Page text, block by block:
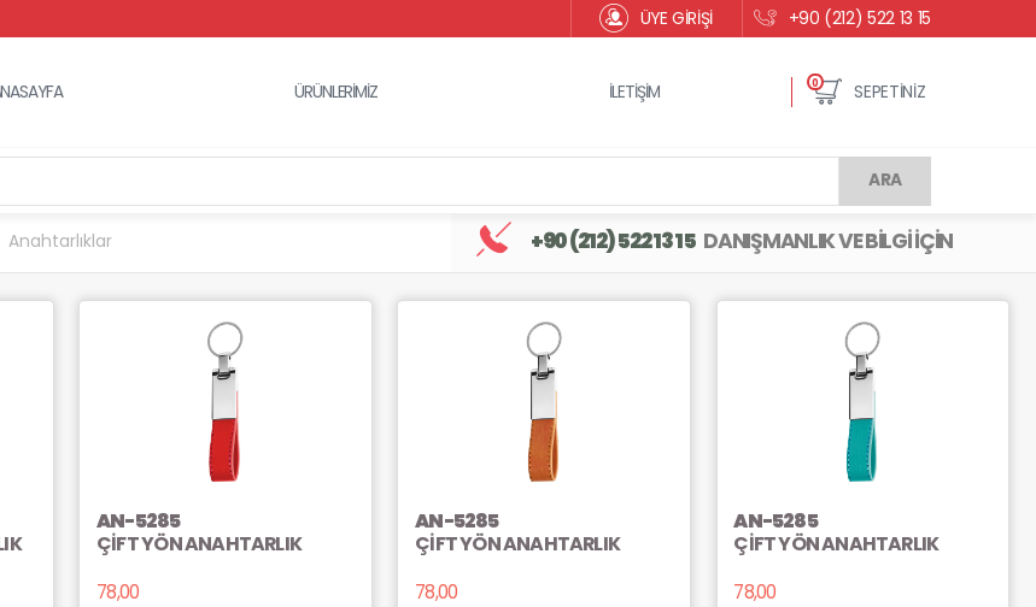
ÜYE GİRİŞİ +90 (212) 522 13 15
ÜRÜNLERİMİZ İLETİŞİM 0 SEPETİNİZ
ARA
Anahtarlıklar +90 (212) 522 13 15 DANIŞMANLIK VE BİLGİ İÇİN
AN-5285
ÇİFT YÖN ANAHTARLIK
78,00
AN-5285
ÇİFT YÖN ANAHTARLIK
78,00
AN-5285
ÇİFT YÖN ANAHTARLIK
78,00